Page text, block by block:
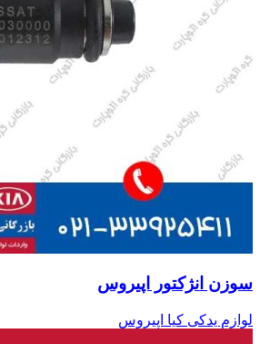
سوزن انژکتور اپیروس
لوازم یدکی کیا اپیروس